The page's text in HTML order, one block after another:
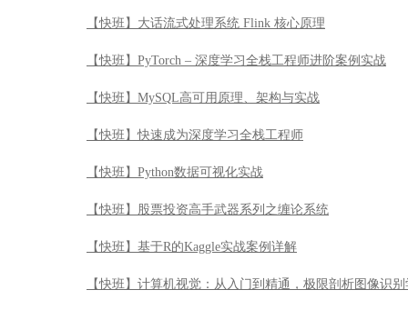
【快班】大话流式处理系统 Flink 核心原理
【快班】PyTorch – 深度学习全栈工程师进阶案例实战
【快班】MySQL高可用原理、架构与实战
【快班】快速成为深度学习全栈工程师
【快班】Python数据可视化实战
【快班】股票投资高手武器系列之缠论系统
【快班】基于R的Kaggle实战案例详解
【快班】计算机视觉：从入门到精通，极限剖析图像识